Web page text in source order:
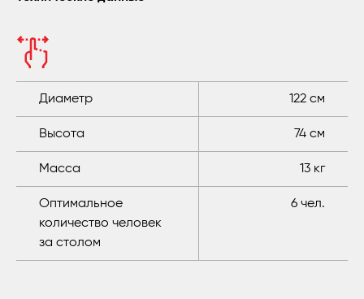
Диаметр 122 см
Высота 74 см
Масса 13 кг
Оптимальное
количество человек
за столом
6 чел.